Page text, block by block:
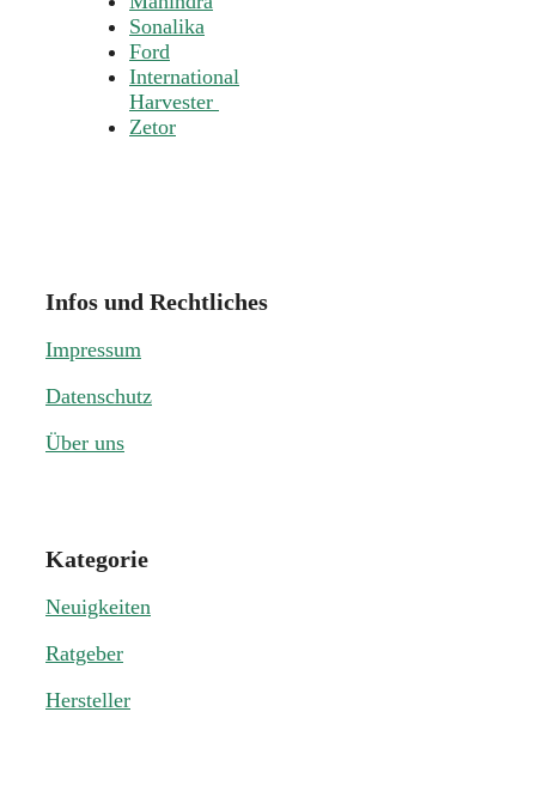
Sonalika
Ford
International
Harvester
Zetor
Infos und Rechtliches
Impressum
Datenschutz
Über uns
Kategorie
Neuigkeiten
Ratgeber
Hersteller